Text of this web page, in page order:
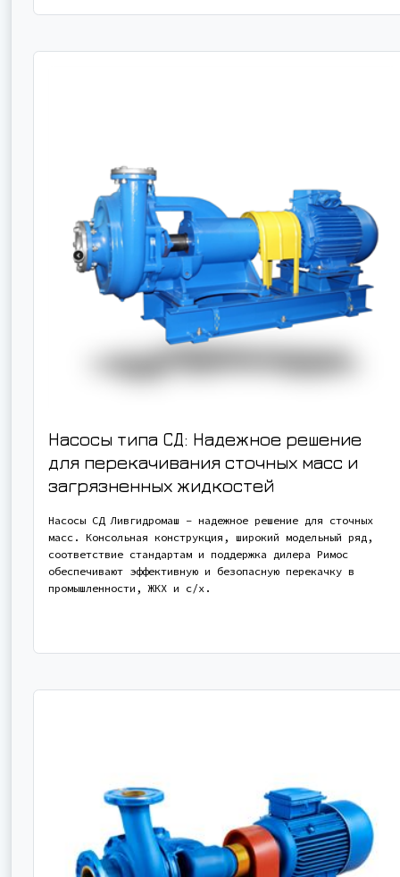
Насосы типа СД: Надежное решение
для перекачивания сточных масс и
загрязненных жидкостей
Насосы СД Ливгидромаш – надежное решение для сточных
масс. Консольная конструкция, широкий модельный ряд,
соответствие стандартам и поддержка дилера Римос
обеспечивают эффективную и безопасную перекачку в
промышленности, ЖКХ и с/х.